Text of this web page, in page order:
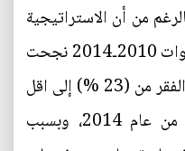
عام 2015، وبالرغم من أن الاستراتيجية
الأولى التي اطلقتها الوزارة للسنوات 2010‐2014 نجحت
في تحقيق هدفها بخفض نسبة الفقر من (23 %) إلى اقل
من (16%) في النصف الأول من عام 2014، وبسبب